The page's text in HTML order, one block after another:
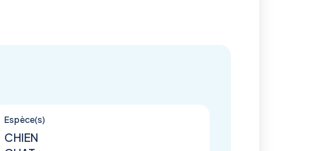
Espèce(s)
CHIEN